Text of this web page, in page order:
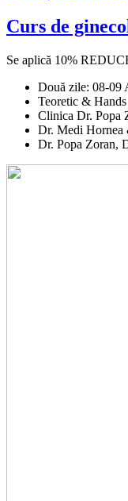
Curs de
Se aplică 10%
Două zile: 08-09
Teoretic &
Clinica Dr. Popa
Dr. Medi
Dr. Popa Zoran,